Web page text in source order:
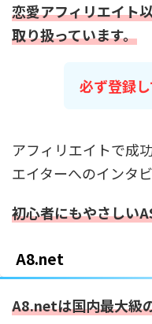
恋愛アフィリエイト
取り扱っています。
必ず登録
アフィリエイトで成
エイターへのインタビ
初心者にもやさしい
A8.net
A8.netは国内最大級